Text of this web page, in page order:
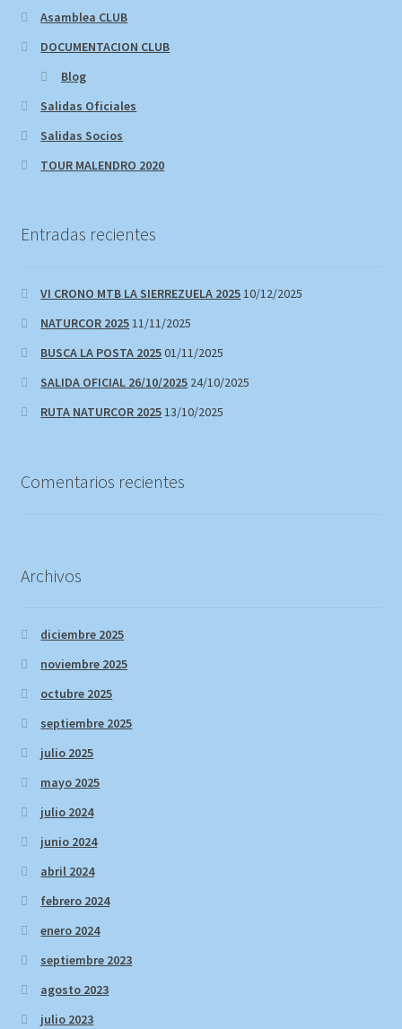
Asamblea CLUB
DOCUMENTACION CLUB
Blog
Salidas Oficiales
Salidas Socios
TOUR MALENDRO 2020
Entradas recientes
VI CRONO MTB LA SIERREZUELA 202510/12/2025
NATURCOR 202511/11/2025
BUSCA LA POSTA 202501/11/2025
SALIDA OFICIAL 26/10/2025 24/10/2025
RUTA NATURCOR 202513/10/2025
Comentarios recientes
Archivos
diciembre 2025
noviembre 2025
octubre 2025
septiembre 2025
julio 2025
mayo 2025
julio 2024
junio 2024
abril 2024
febrero 2024
enero 2024
septiembre 2023
agosto 2023
julio 2023